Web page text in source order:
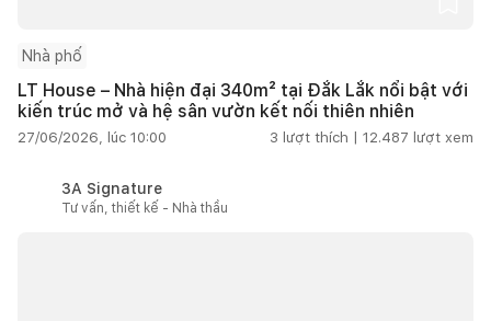
Nhà phố
LT House – Nhà hiện đại 340m² tại Đắk Lắk nổi bật với
kiến trúc mở và hệ sân vườn kết nối thiên nhiên
27/06/2026, lúc 10:00 3 lượt thích | 12.487 lượt xem
3A Signature
Tư vấn, thiết kế - Nhà thầu